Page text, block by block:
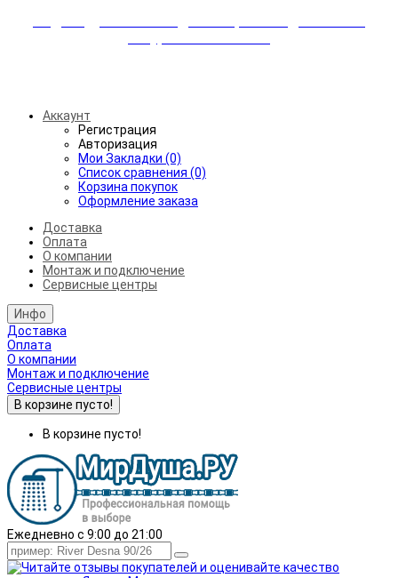
Аккаунт
Регистрация
Авторизация
Мои Закладки (0)
Список сравнения (0)
Корзина покупок
Оформление заказа
Доставка
Оплата
О компании
Монтаж и подключение
Сервисные центры
Инфо
Доставка
Оплата
О компании
Монтаж и подключение
Сервисные центры
В корзине пусто!
В корзине пусто!
Ежедневно с 9:00 до 21:00